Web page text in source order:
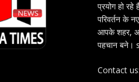
प्रयोग हो
परिवर्तन के
आपके शहर,
पहचान बने।
Contact us: